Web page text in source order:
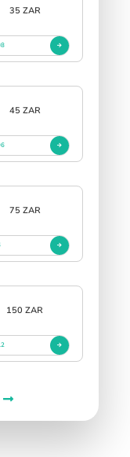
35 ZAR
45 ZAR
75 ZAR
150 ZAR